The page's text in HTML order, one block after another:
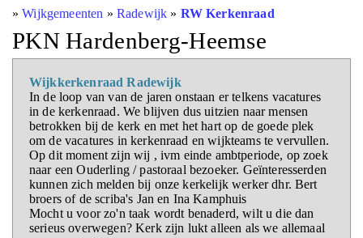
»Wijkgemeenten » Radewijk » RW Kerkenraad
PKN Hardenberg-Heemse
Wijkkerkenraad Radewijk
In de loop van van de jaren onstaan er telkens vacatures
in de kerkenraad. We blijven dus uitzien naar mensen
betrokken bij de kerk en met het hart op de goede plek
om de vacatures in kerkenraad en wijkteams te vervullen.
Op dit moment zijn wij , ivm einde ambtperiode, op zoek
naar een Ouderling / pastoraal bezoeker. Geïnteresserden
kunnen zich melden bij onze kerkelijk werker dhr. Bert
broers of de scriba's Jan en Ina Kamphuis
Mocht u voor zo'n taak wordt benaderd, wilt u die dan
serieus overwegen? Kerk zijn lukt alleen als we allemaal